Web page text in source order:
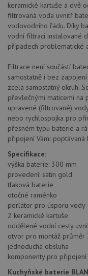
keramické kartuše a dvě
filtrovaná voda uvnitř
vodovodního řádu. Díky
vodní filtraci instalované
případech problematické
Filtrace není součástí
samostatně i bez
zcela samostatný okruh.
převlečnými maticemi na
upravené (filtrované)
nebo rychlospojka pro
přesném typu baterie a
připojení Vámi poptávaná
Specifikace:
výška baterie: 300 mm
provedení: satin gold
tlaková baterie
otočné raménko
perlátor pro úsporu vody
2 keramické kartuše
oddělené vodní cesty
otvor pro montáž průměr
jednoduchá obsluha
komponenty pro připojení
Kuchyňské baterie